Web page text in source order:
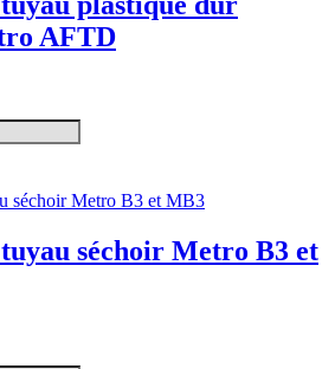
AFTD
séchoir Metro B3 et